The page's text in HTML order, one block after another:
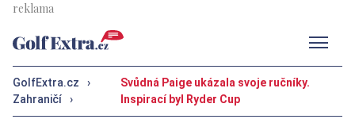
GolfExtra.cz
›
Zahraničí
›
Svůdná Paige ukázala svoje ručníky.
Inspirací byl Ryder Cup